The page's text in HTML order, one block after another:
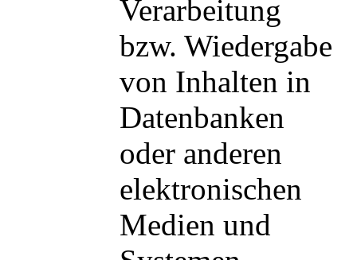
Verarbeitung
bzw. Wiedergabe
von Inhalten in
Datenbanken
oder anderen
elektronischen
Medien und